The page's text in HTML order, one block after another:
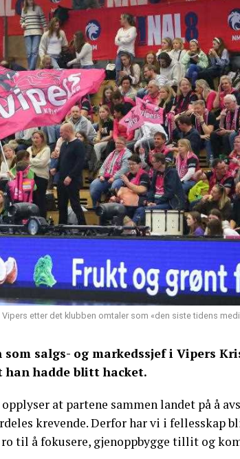
etter det klubben omtaler som «den siste tidens
salgs- og markedssjef i Vipers
hadde blitt hacket.
at partene sammen landet på å
krevende. Derfor har vi i fellesskap
til å fokusere, gjenoppbygge tillit og